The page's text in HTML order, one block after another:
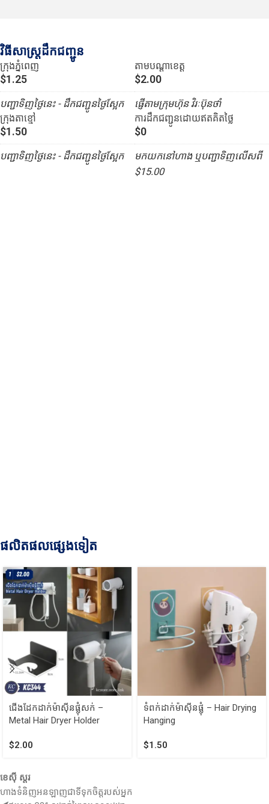
វិធីសាស្រ្តដឹកជញ្ជូន
ក្រុងភ្នំពេញ
$1.25
បញ្ជាទិញថ្ងៃនេះ - ដឹកជញ្ជូនថ្ងៃស្អែក
ក្រុងតាខ្មៅ
$1.50
បញ្ជាទិញថ្ងៃនេះ - ដឹកជញ្ជូនថ្ងៃស្អែក
តាមបណ្ដាខេត្ត
$2.00
ផ្ញើតាមក្រុមហ៊ុន វិរៈប៊ុនថាំ
ការដឹកជញ្ជូនដោយឥតគិតថ្លៃ
$0
មកយកនៅហាង ឬបញ្ជាទិញលើសពី
$15.00
ផលិតផលផ្សេងទៀត
ជើងដែកដាក់ម៉ាស៊ីនផ្លុំសក់ –
Metal Hair Dryer Holder
$2.00
ទំពក់ដាក់ម៉ាស៊ីនផ្លុំ – Hair Drying
Hanging
$1.50
ខេស៊ី ស្តរ
ហាងទំនិញអនឡាញជាទីទុកចិត្តរបស់អ្នក